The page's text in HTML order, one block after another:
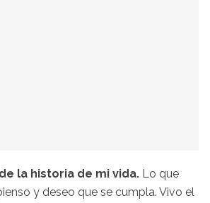
la historia de mi vida. Lo que
y deseo que se cumpla. Vivo el